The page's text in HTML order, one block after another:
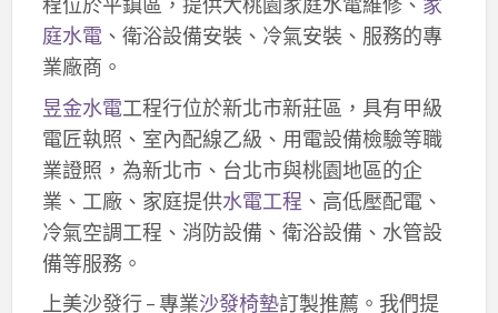
庭水電、衛浴設備安裝、冷氣安裝、服務的專
業廠商。
昱金水電工程行位於新北市新莊區，具有甲級
電匠執照、室內配線乙級、用電設備檢驗等職
業證照，為新北市、台北市與桃園地區的企
業、工廠、家庭提供水電工程 、高低壓配電、
冷氣空調工程、消防設備、衛浴設備、水管設
備等服務。
上美沙發行 – 專業沙發椅墊訂製推薦。我們提